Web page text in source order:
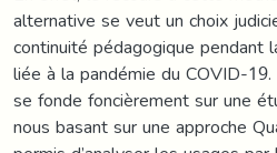
alternative se veut un choix
continuité pédagogique pendant
liée à la pandémie du COVID-
se fonde foncièrement sur une
nous basant sur une approche